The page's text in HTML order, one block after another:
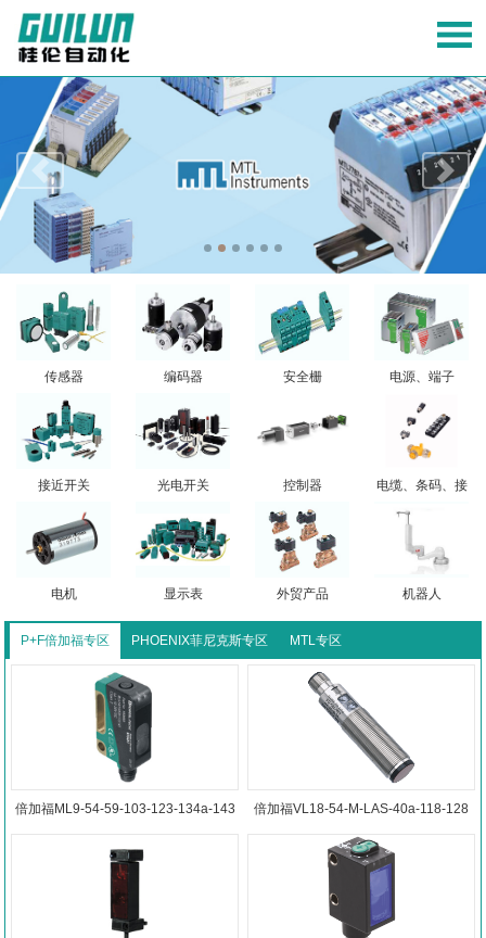
传感器 编码器 安全栅 电源、端子
接近开关 光电开关 控制器 电缆、条码、接
电机 显示表 外贸产品 机器人
P+F倍加福专区 PHOENIX菲尼克斯专区 MTL专区
倍加福ML9-54-59-103-123-134a-143
反射板型光电传感器
倍加福VL18-54-M-LAS-40a-118-128
反射版型传感器